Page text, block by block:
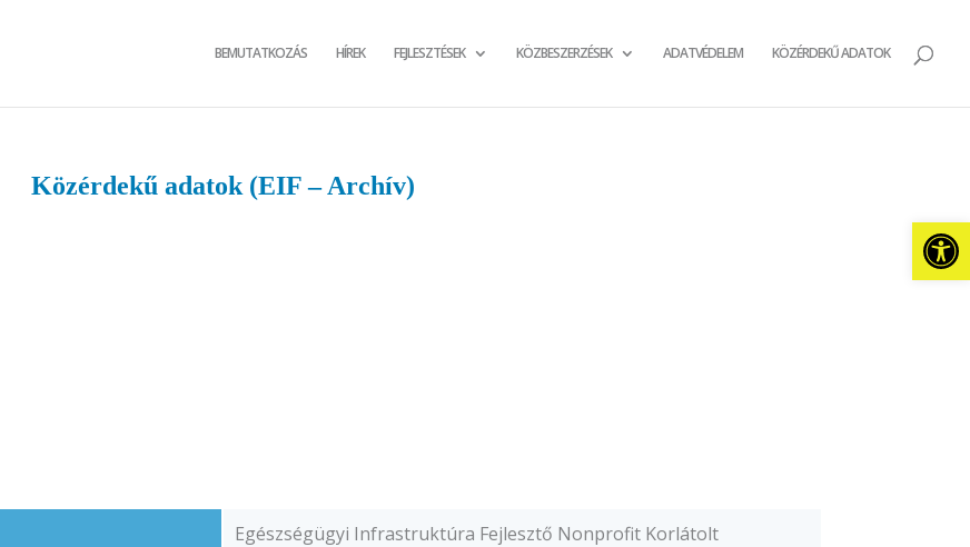
BEMUTATKOZÁS HÍREK FEJLESZTÉSEK KÖZBESZERZÉSEK ADATVÉDELEM KÖZÉRDEKŰ ADATOK
Közérdekű adatok (EIF – Archív)
Egészségügyi Infrastruktúra Fejlesztő Nonprofit Korlátolt